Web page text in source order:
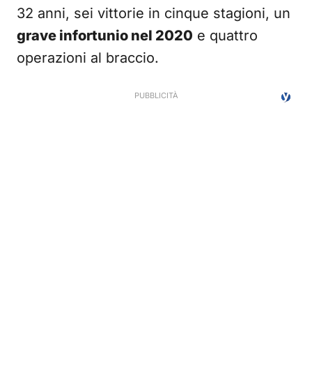
32 anni, sei vittorie in cinque stagioni, un
grave infortunio nel 2020 e quattro
operazioni al braccio.